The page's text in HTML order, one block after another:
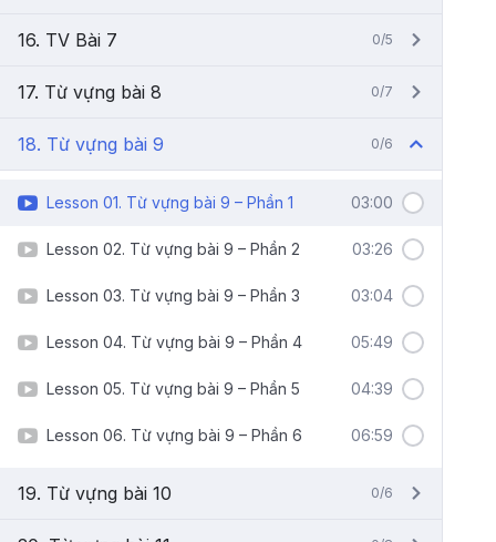
16. TV Bài 7 0/5
17. Từ vựng bài 8 0/7
18. Từ vựng bài 9 0/6
Lesson 01. Từ vựng bài 9 – Phần 1 03:00
Lesson 02. Từ vựng bài 9 – Phần 2 03:26
Lesson 03. Từ vựng bài 9 – Phần 3 03:04
Lesson 04. Từ vựng bài 9 – Phần 4 05:49
Lesson 05. Từ vựng bài 9 – Phần 5 04:39
Lesson 06. Từ vựng bài 9 – Phần 6 06:59
19. Từ vựng bài 10 0/6